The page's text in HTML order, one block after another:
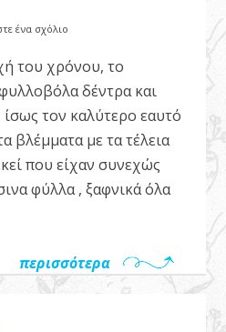
ένα σχόλιο
του χρόνου, το
δέντρα και
τον καλύτερο εαυτό
βλέμματα με τα τέλεια
που είχαν συνεχώς
φύλλα , ξαφνικά όλα
περισσότερα